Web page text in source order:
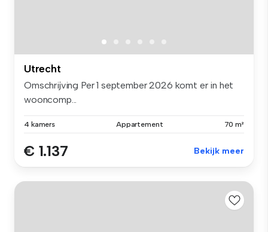
Utrecht
Omschrijving Per 1 september 2026 komt er in het
wooncomp...
4 kamers Appartement 70 m²
€ 1.137 Bekijk meer